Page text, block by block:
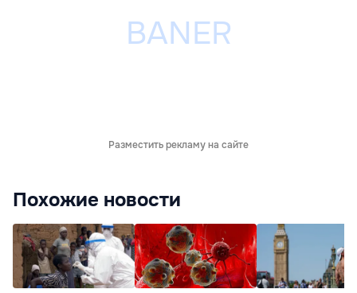
Разместить рекламу на сайте
Похожие новости